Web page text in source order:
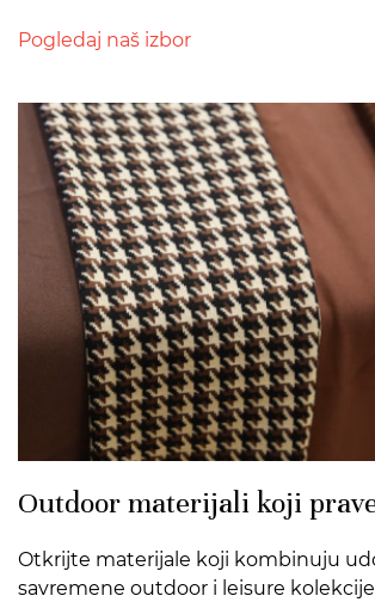
Pogledaj naš izbor
Outdoor materijali koji
Otkrijte materijale koji kombinuju
savremene outdoor i leisure